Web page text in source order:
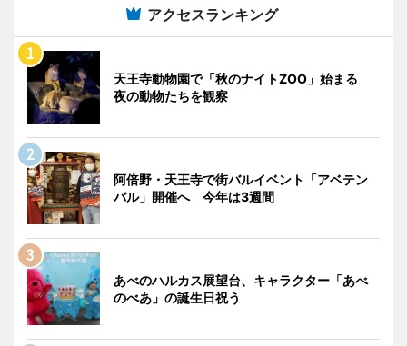
アクセスランキング
天王寺動物園で「秋のナイトZOO」始まる
夜の動物たちを観察
阿倍野・天王寺で街バルイベント「アベテン
バル」開催へ 今年は3週間
あべのハルカス展望台、キャラクター「あべ
のべあ」の誕生日祝う